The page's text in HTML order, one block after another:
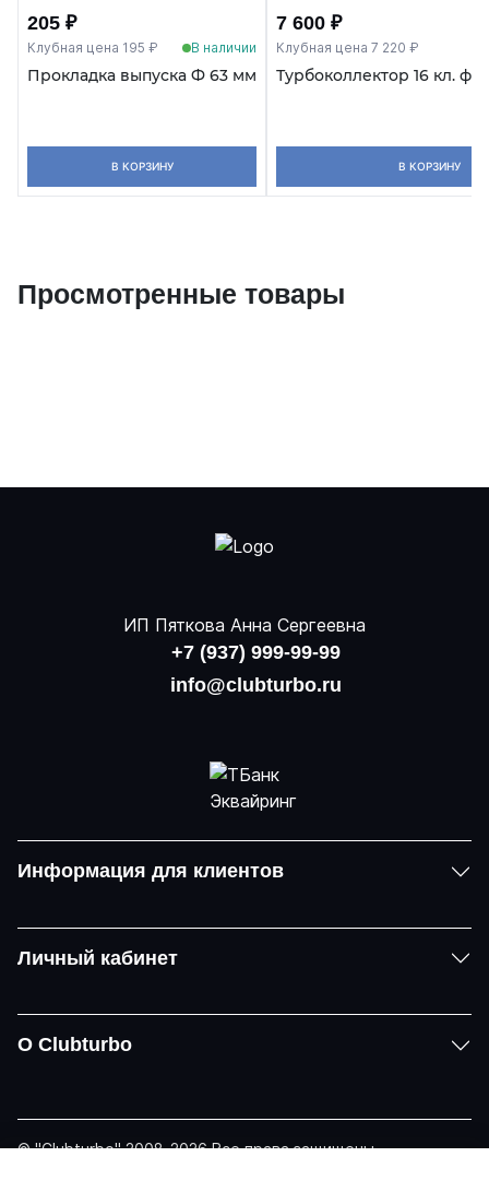
205 ₽
Клубная цена 195 ₽ В наличии
Прокладка выпуска Ф 63 мм
В КОРЗИНУ
7 600 ₽
Клубная цена 7 220 ₽
Турбоколлектор 16 кл.
В КОРЗИНУ
Просмотренные товары
ИП Пяткова Анна Сергеевна
+7 (937) 999-99-99
info@clubturbo.ru
Информация для клиентов
Личный кабинет
О Clubturbo
© "Clubturbo" 2008-2026 Все права защищены